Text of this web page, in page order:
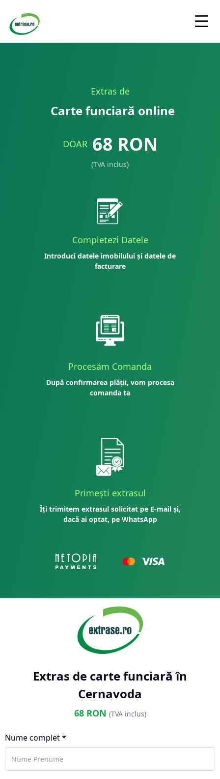
Extras de
Carte funciară online
DOAR 68 RON
(TVA inclus)
Completezi Datele
Introduci datele imobilului și datele de
facturare
Procesăm Comanda
După confirmarea plății, vom procesa
comanda ta
Primești extrasul
Îți trimitem extrasul solicitat pe E-mail și,
dacă ai optat, pe WhatsApp
Extras de carte funciară în
Cernavoda
68RON (TVA inclus)
Nume complet *